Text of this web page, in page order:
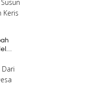
Sumenep dan KUA
Sinergi, Siap Hadirkan